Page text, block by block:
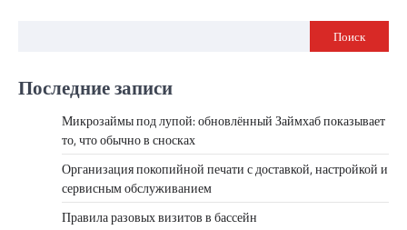
Поиск
Последние записи
Микрозаймы под лупой: обновлённый Займхаб показывает
то, что обычно в сносках
Организация покопийной печати с доставкой, настройкой и
сервисным обслуживанием
Правила разовых визитов в бассейн